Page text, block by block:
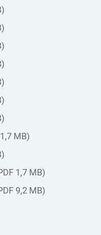
MB)
1,7 MB)
9,2 MB)